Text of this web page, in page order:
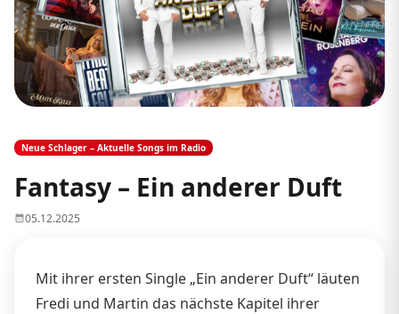
Neue Schlager – Aktuelle Songs im Radio
Fantasy – Ein anderer Duft
05.12.2025
Mit ihrer ersten Single „Ein anderer Duft“ läuten
Fredi und Martin das nächste Kapitel ihrer